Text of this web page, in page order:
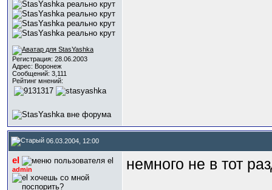
Регистрация: 28.06.2003
Адрес: Воронеж
Сообщений: 3,111
Рейтинг мнений:
06.03.2004, 12:00
el
admin немного не в тот